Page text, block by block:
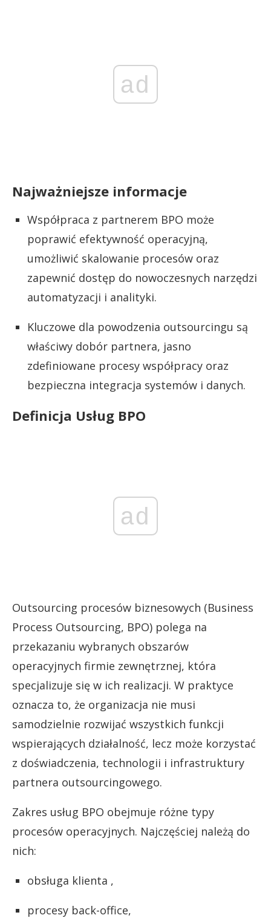
ad
Najważniejsze informacje
Współpraca z partnerem BPO może
poprawić efektywność operacyjną,
umożliwić skalowanie procesów oraz
zapewnić dostęp do nowoczesnych narzędzi
automatyzacji i analityki.
Kluczowe dla powodzenia outsourcingu są
właściwy dobór partnera, jasno
zdefiniowane procesy współpracy oraz
bezpieczna integracja systemów i danych.
Definicja Usług BPO
ad
Outsourcing procesów biznesowych (Business
Process Outsourcing, BPO) polega na
przekazaniu wybranych obszarów
operacyjnych firmie zewnętrznej, która
specjalizuje się w ich realizacji. W praktyce
oznacza to, że organizacja nie musi
samodzielnie rozwijać wszystkich funkcji
wspierających działalność, lecz może korzystać
z doświadczenia, technologii i infrastruktury
partnera outsourcingowego.
Zakres usług BPO obejmuje różne typy
procesów operacyjnych. Najczęściej należą do
nich:
obsługa klienta ,
procesy back-office,